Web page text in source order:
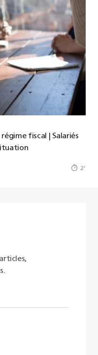
fiscal | Salariés
2’